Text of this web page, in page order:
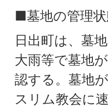
■墓地の管理
日出町は、墓
大雨等で墓地
認する。墓地
スリム教会に